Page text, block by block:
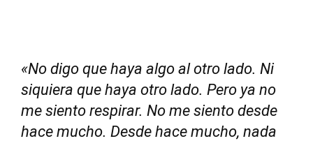
«No digo que haya algo al otro lado. Ni
siquiera que haya otro lado. Pero ya no
me siento respirar. No me siento desde
hace mucho. Desde hace mucho, nada